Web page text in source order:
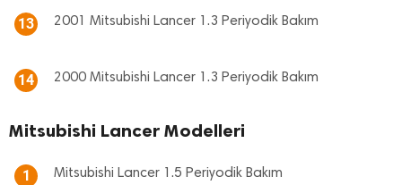
13 2001 Mitsubishi Lancer 1.3 Periyodik Bakım
14 2000 Mitsubishi Lancer 1.3 Periyodik Bakım
Mitsubishi Lancer Modelleri
1 Mitsubishi Lancer 1.5 Periyodik Bakım